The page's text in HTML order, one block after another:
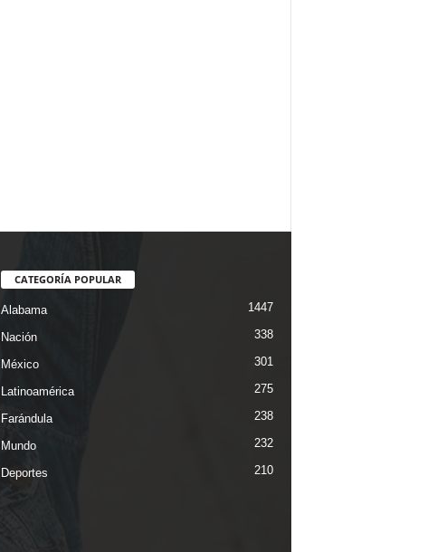
CATEGORÍA POPULAR
Alabama 1447
Nación 338
México 301
Latinoamérica 275
Farándula 238
Mundo 232
Deportes 210